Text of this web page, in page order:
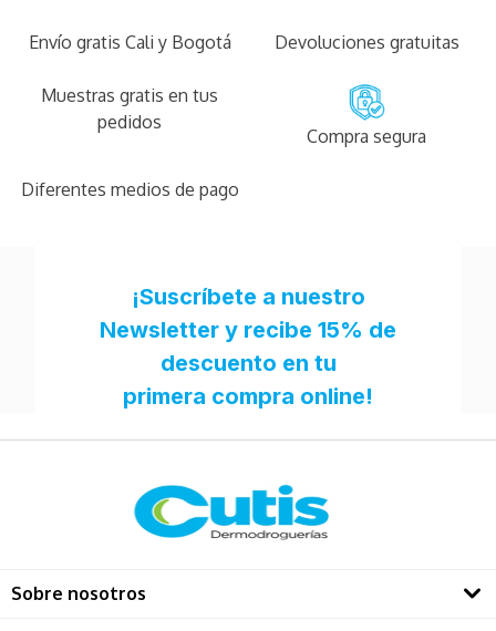
Envío gratis Cali y Bogotá Devoluciones gratuitas
Muestras gratis en tus
pedidos
Compra segura
Diferentes medios de pago
Sobre nosotros